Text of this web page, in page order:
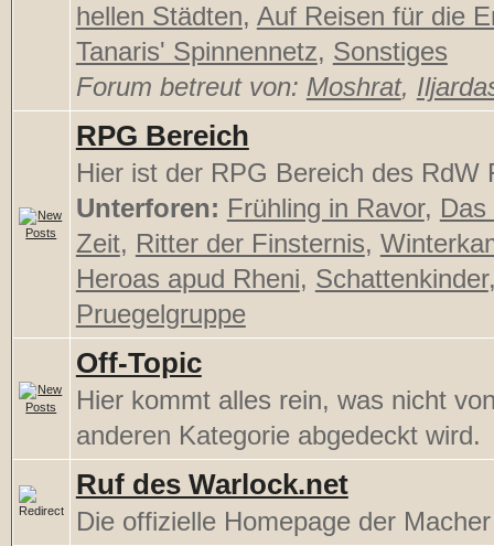
hellen Städten, Auf Reisen für die
Tanaris' Spinnennetz, Sonstiges
Forum betreut von: Moshrat,
RPG Bereich
Hier ist der RPG Bereich des RdW
Unterforen: Frühling in Ravor,
Zeit, Ritter der Finsternis,
Heroas apud Rheni, Schattenkinder
Pruegelgruppe
Off-Topic
Hier kommt alles rein, was nicht
anderen Kategorie abgedeckt wird.
Ruf des Warlock.net
Die offizielle Homepage der